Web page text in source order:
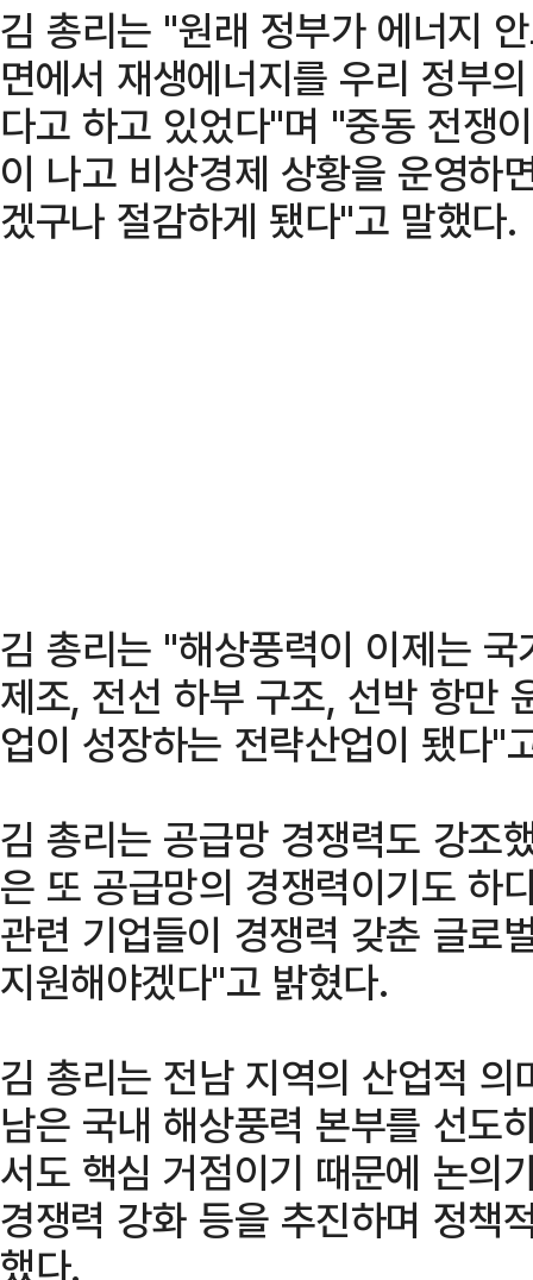
김 총리는 "원래 정부가 에너지
면에서 재생에너지를 우리 정부
다고 하고 있었다"며 "중동 전쟁
이 나고 비상경제 상황을 운영하
겠구나 절감하게 됐다"고 말했다.
김 총리는 "해상풍력이 이제는
제조, 전선 하부 구조, 선박 항만
업이 성장하는 전략산업이 됐다"
김 총리는 공급망 경쟁력도 강조
은 또 공급망의 경쟁력이기도 하
관련 기업들이 경쟁력 갖춘 글로
지원해야겠다"고 밝혔다.
김 총리는 전남 지역의 산업적
남은 국내 해상풍력 본부를 선도
서도 핵심 거점이기 때문에 논의
경쟁력 강화 등을 추진하며 정책
했다.